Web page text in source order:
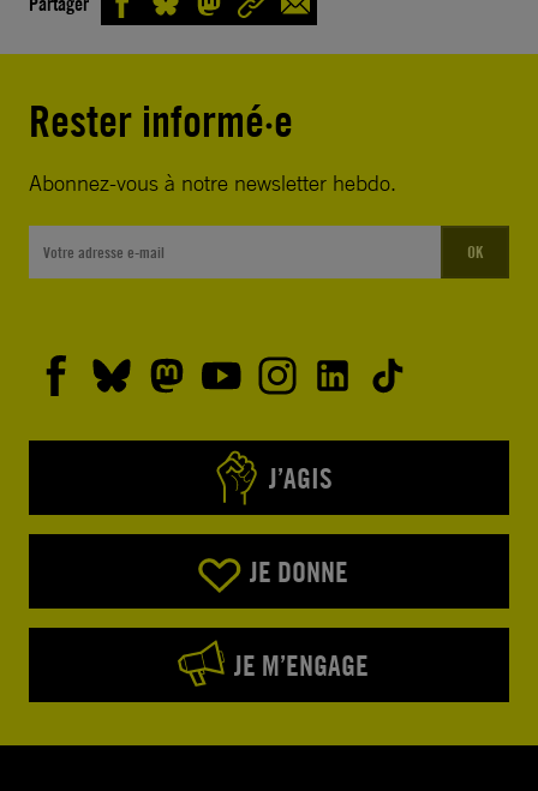
Rester informé·e
Abonnez-vous à notre newsletter hebdo.
OK
J’AGIS
JE DONNE
JE M’ENGAGE